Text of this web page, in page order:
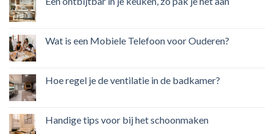
Wat is een Mobiele Telefoon voor Ouderen?
Hoe regel je de ventilatie in de badkamer?
Handige tips voor bij het schoonmaken